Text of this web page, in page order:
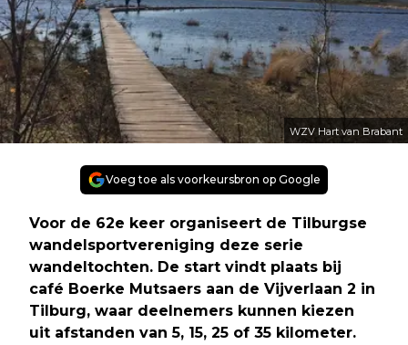
WZV Hart van Brabant
Voeg toe als voorkeursbron op Google
Voor de 62e keer organiseert de Tilburgse
wandelsportvereniging deze serie
wandeltochten. De start vindt plaats bij
café Boerke Mutsaers aan de Vijverlaan 2 in
Tilburg, waar deelnemers kunnen kiezen
uit afstanden van 5, 15, 25 of 35 kilometer.